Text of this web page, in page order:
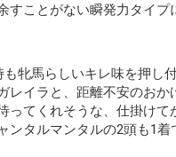
すことがない瞬発力タイプ
牝馬らしいキレ味を押し
レイラと、距離不安のおか
ってくれそうな、仕掛けて
ンタルマンタルの2頭も1着